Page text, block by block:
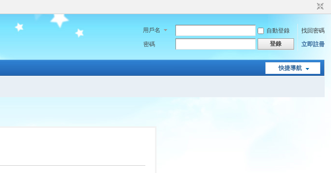
用戶名 自動登錄
找回密碼
密碼
登錄 立即註冊
快捷導航